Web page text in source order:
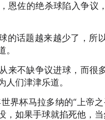
恩佐的绝杀球陷入争议
的话题越来越少了，所
来不缺争议进球，而很
人们津津乐道。
界杯马拉多纳的“上帝
，如果手球就掐死他，